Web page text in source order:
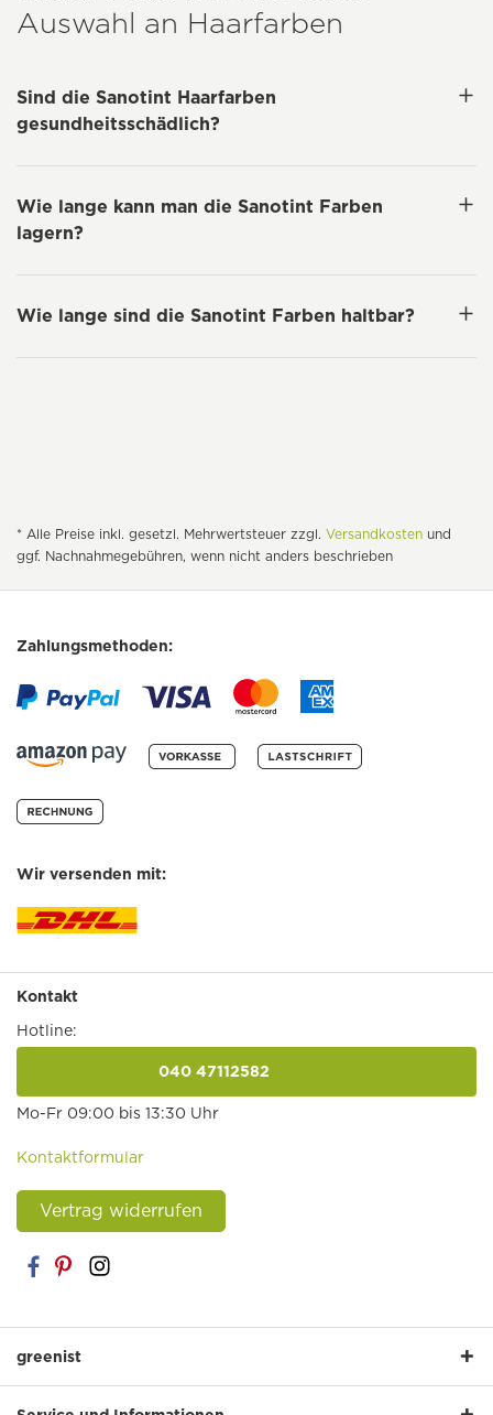
Auswahl an Haarfarben
Sind die Sanotint Haarfarben
gesundheitsschädlich?
Wie lange kann man die Sanotint Farben
lagern?
Wie lange sind die Sanotint Farben haltbar?
* Alle Preise inkl. gesetzl. Mehrwertsteuer zzgl. Versandkosten und
ggf. Nachnahmegebühren, wenn nicht anders beschrieben
Zahlungsmethoden:
Wir versenden mit:
Kontakt
Hotline:
040 47112582
Mo-Fr 09:00 bis 13:30 Uhr
Kontaktformular
Vertrag widerrufen
greenist